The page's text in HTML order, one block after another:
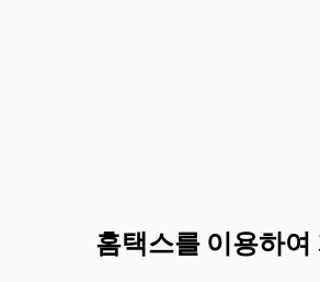
홈택스를 이용하